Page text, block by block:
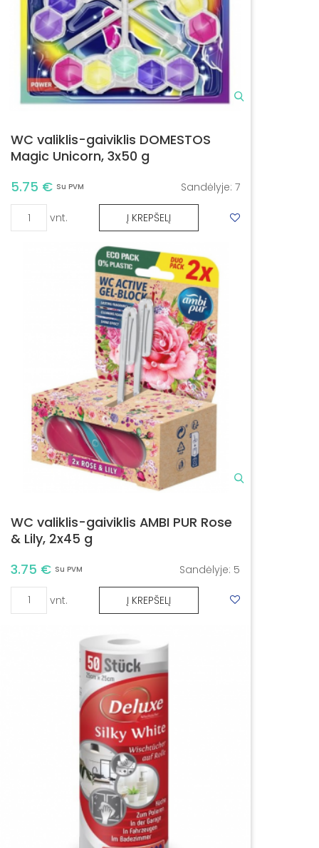
WC valiklis-gaiviklis DOMESTOS
Magic Unicorn, 3x50 g
5.75 € Su PVM Sandėlyje: 7
vnt. Į KREPŠELĮ
WC valiklis-gaiviklis AMBI PUR Rose
& Lily, 2x45 g
3.75 € Su PVM Sandėlyje: 5
vnt. Į KREPŠELĮ